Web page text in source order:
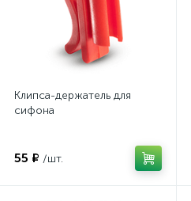
Клипса-держатель для
сифона
55 ₽ /шт.